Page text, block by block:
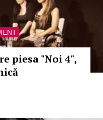
piesa "Noi 4",